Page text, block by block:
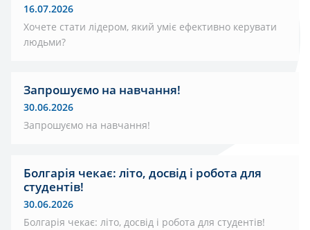
16.07.2026
Хочете стати лідером, який уміє ефективно керувати
людьми?
Запрошуємо на навчання!
30.06.2026
Запрошуємо на навчання!
Болгарія чекає: літо, досвід і робота для
студентів!
30.06.2026
Болгарія чекає: літо, досвід і робота для студентів!